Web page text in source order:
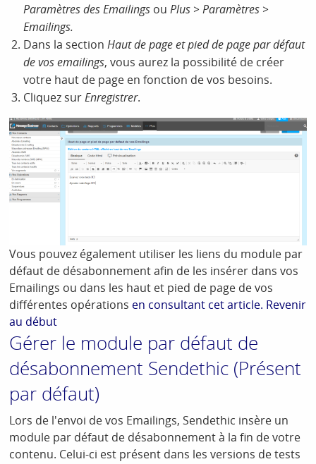
Paramètres des Emailings ouPlus > Paramètres >
Emailings.
Dans la sectionHaut de page et pied de page par défaut
de vos emailings, vous aurez la possibilité de créer
votre haut de page en fonction de vos besoins.
Cliquez surEnregistrer.
Vous pouvez également utiliser les liens du module par
défaut de désabonnement afin de les insérer dans vos
Emailings ou dans les haut et pied de page de vos
différentes opérations en consultant cet article. Revenir
au début
Gérer le module par défaut de
désabonnement Sendethic (Présent
par défaut)
Lors de l'envoi de vos Emailings, Sendethic insère un
module par défaut de désabonnement à la fin de votre
contenu. Celui-ci est présent dans les versions de tests